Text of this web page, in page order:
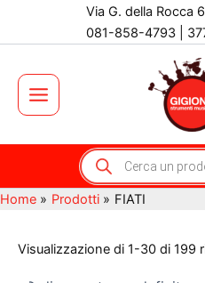
Via G. della Rocca
081-858-4793 |
Main
Menu
Products
search
Home Prodotti FIATI
Visualizzazione di 1-30 di 199